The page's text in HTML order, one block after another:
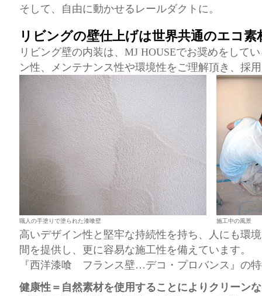
そして、自由に動かせるレールダクトに。
リビングの壁仕上げは世界共通のエコ素
リビング壁の内装は、MJ HOUSEでお奨めをして
ン性、メンテナンス性や環境性をご理解頂き、採
職人の手塗りで塗られた漆喰壁 施工中の風景
高いデザイン性と堅牢な持続性を持ち、人にも環
間を提供し、更に容易な施工性を備えています。
『西洋漆喰 フランス壁…デコ・プロバンス』の
健康性＝自然素材を使用することによりクリーン